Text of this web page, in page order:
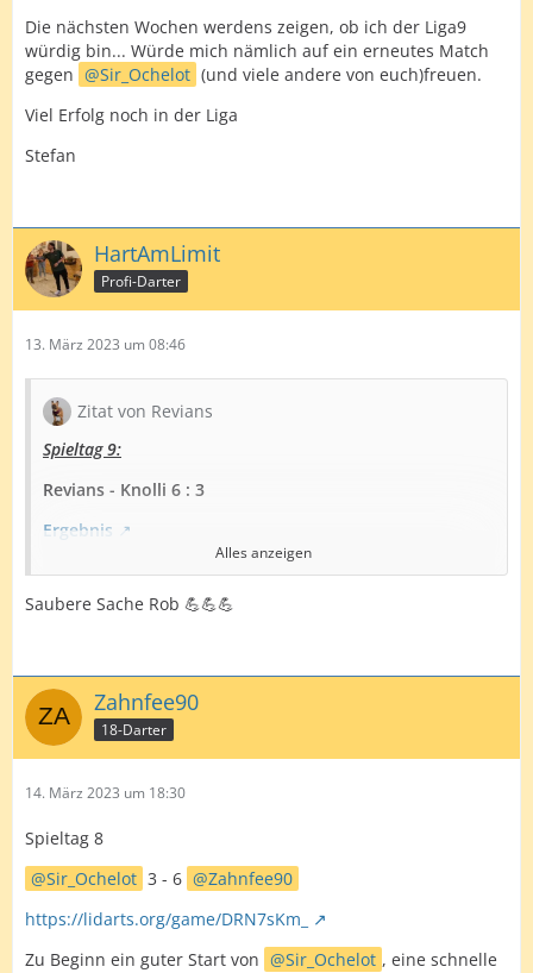
Die nächsten Wochen werdens zeigen, ob ich der Liga9
würdig bin... Würde mich nämlich auf ein erneutes Match
gegen
Sir_Ochelot (und viele andere von euch)freuen.
Viel Erfolg noch in der Liga
Stefan
HartAmLimit
Profi-Darter
13. März 2023 um 08:46
Zitat von Revians
Spieltag 9:
Revians - Knolli 6 : 3
Ergebnis
Es geschehen noch Zeichen und Wunder - ich kann ein
Ligaspiel gewinnen...
wo ich mir 14 Versuche einhandelte war ich sehr
zufrieden. Scoring ist noch verbesserungswürdig, aber
auch hier gab es heute gute Ansätze. Und die T7 lief
nahezu perfekt.
von Knolli, ansonsten haben wir glaube ich das gespielt,
Ich wünsche Dir,
Knolli weiterhin alles Gute und viel
Erfolg in der Liga. Ich selbst möchte genau da
weitermachen, wo ich heute aufgehört habe...
Alles anzeigen
Saubere Sache Rob 💪💪💪
Zahnfee90
18-Darter
14. März 2023 um 18:30
Spieltag 8
Sir_Ochelot 3 - 6
Zahnfee90
https://lidarts.org/game/DRN7sKm_
Zu Beginn ein guter Start von
Sir_Ochelot , eine schnelle